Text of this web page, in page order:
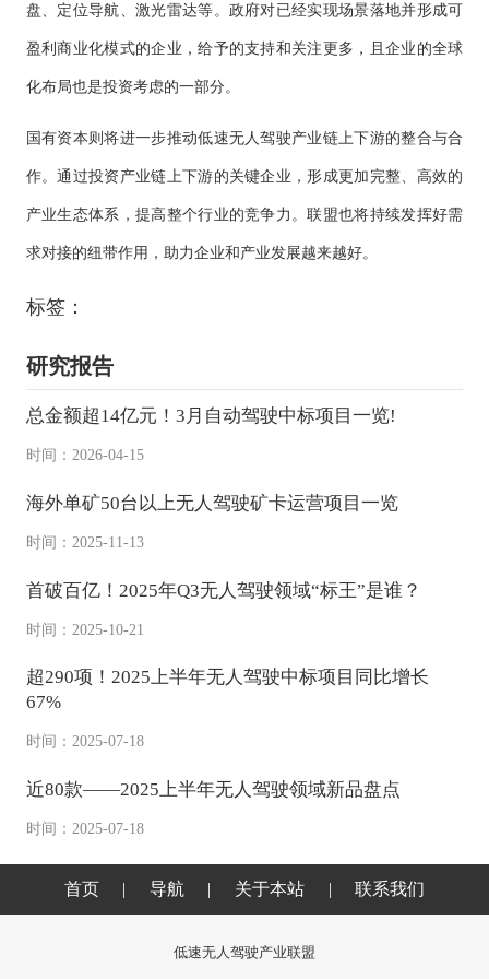
盘、定位导航、激光雷达等。政府对已经实现场景落地并形成可
盈利商业化模式的企业，给予的支持和关注更多，且企业的全球
化布局也是投资考虑的一部分。
国有资本则将进一步推动低速无人驾驶产业链上下游的整合与合
作。通过投资产业链上下游的关键企业，形成更加完整、高效的
产业生态体系，提高整个行业的竞争力。联盟也将持续发挥好需
求对接的纽带作用，助力企业和产业发展越来越好。
标签：
研究报告
总金额超14亿元！3月自动驾驶中标项目一览!
时间：2026-04-15
海外单矿50台以上无人驾驶矿卡运营项目一览
时间：2025-11-13
首破百亿！2025年Q3无人驾驶领域“标王”是谁？
时间：2025-10-21
超290项！2025上半年无人驾驶中标项目同比增长
67%
时间：2025-07-18
近80款——2025上半年无人驾驶领域新品盘点
时间：2025-07-18
首页 | 导航 | 关于本站 | 联系我们
低速无人驾驶产业联盟